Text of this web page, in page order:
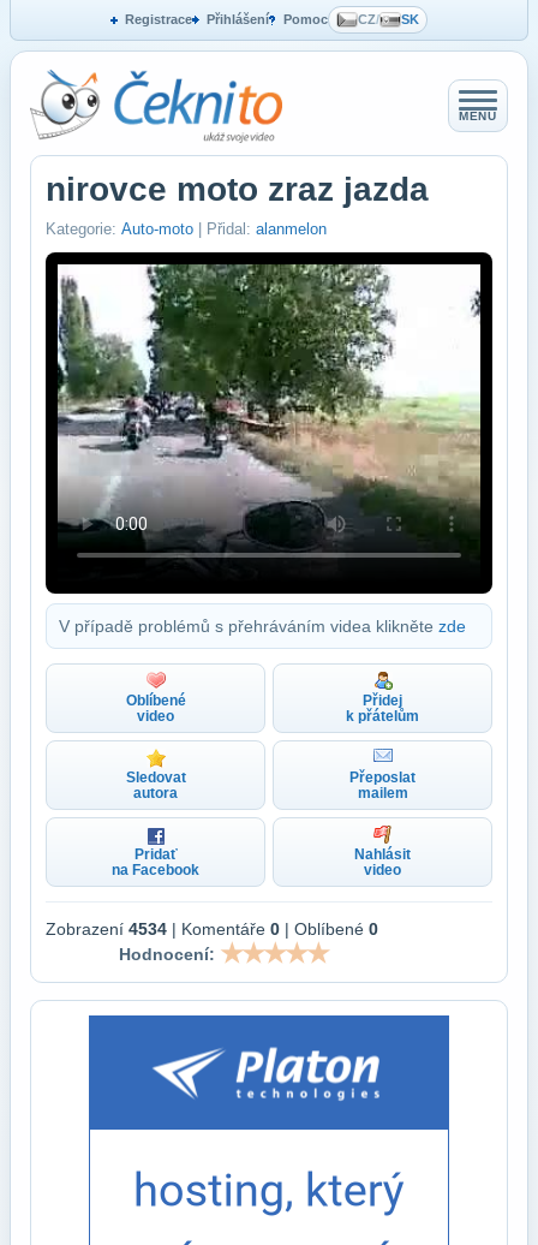
Registrace Přihlášení Pomoc CZ/ SK
MENU
nirovce moto zraz jazda
Kategorie: Auto-moto | Přidal: alanmelon
V případě problémů s přehráváním videa klikněte zde
Oblíbené
video
Přidej
k přátelům
Sledovat
autora
Přeposlat
mailem
Pridať
na Facebook
Nahlásit
video
Zobrazení 4534 | Komentáře 0 | Oblíbené 0
Hodnocení: